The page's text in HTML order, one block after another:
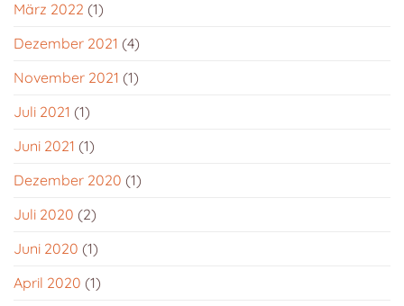
März 2022 (1)
Dezember 2021 (4)
November 2021 (1)
Juli 2021 (1)
Juni 2021 (1)
Dezember 2020 (1)
Juli 2020 (2)
Juni 2020 (1)
April 2020 (1)